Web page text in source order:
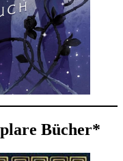
Bücher*